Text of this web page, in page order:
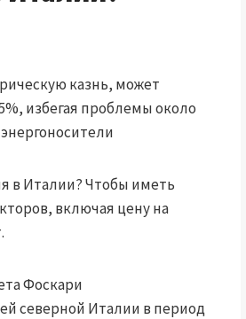
казнь, может
избегая проблемы около
в Италии? Чтобы иметь
включая цену на
Фоскари
северной Италии в период